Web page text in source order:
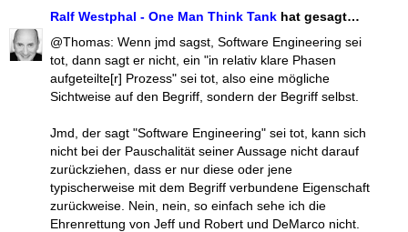
Ralf Westphal - One Man Think Tank hat gesagt…
@Thomas: Wenn jmd sagst, Software Engineering sei
tot, dann sagt er nicht, ein "in relativ klare Phasen
aufgeteilte[r] Prozess" sei tot, also eine mögliche
Sichtweise auf den Begriff, sondern der Begriff selbst.
Jmd, der sagt "Software Engineering" sei tot, kann sich
nicht bei der Pauschalität seiner Aussage nicht darauf
zurückziehen, dass er nur diese oder jene
typischerweise mit dem Begriff verbundene Eigenschaft
zurückweise. Nein, nein, so einfach sehe ich die
Ehrenrettung von Jeff und Robert und DeMarco nicht.